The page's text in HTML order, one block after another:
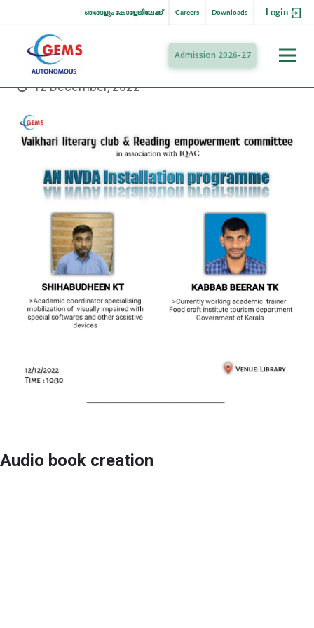
Login
Downloads
Careers
ഞങ്ങളും കോളേജിലേക്ക്
Admission 2026-27
Audio book creation
12 December, 2022